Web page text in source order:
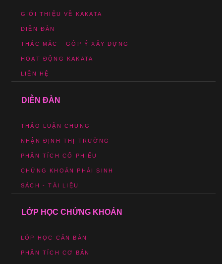
GIỚI THIỆU VỀ KAKATA
DIỄN ĐÀN
THẮC MẮC - GÓP Ý XÂY DỰNG
HOẠT ĐỘNG KAKATA
LIÊN HỆ
DIỄN ĐÀN
THẢO LUẬN CHUNG
NHẬN ĐỊNH THỊ TRƯỜNG
PHÂN TÍCH CỔ PHIẾU
CHỨNG KHOÁN PHÁI SINH
SÁCH - TÀI LIỆU
LỚP HỌC CHỨNG KHOÁN
LỚP HỌC CĂN BẢN
PHÂN TÍCH CƠ BẢN